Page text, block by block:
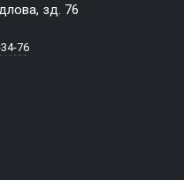
зд. 76
76